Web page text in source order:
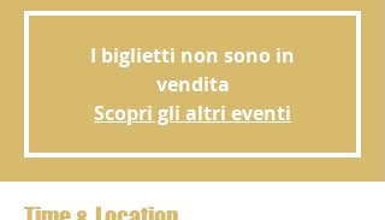
I biglietti non sono in
vendita
Scopri gli altri eventi